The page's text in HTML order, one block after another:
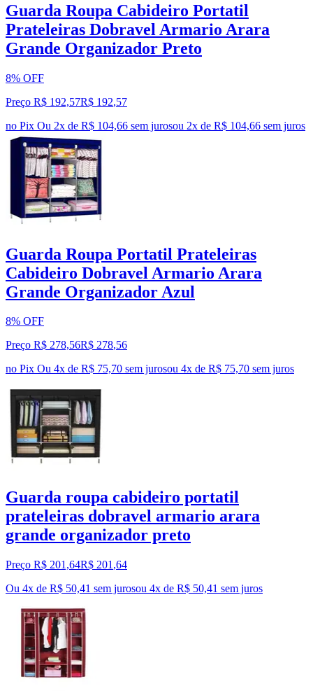
Guarda Roupa Cabideiro Portatil
Prateleiras Dobravel Armario Arara
Grande Organizador Preto
8% OFF
Preço R$ 192,57R$ 192,57
no Pix Ou 2x de R$ 104,66 sem jurosou 2x de R$ 104,66 sem juros
Guarda Roupa Portatil Prateleiras
Cabideiro Dobravel Armario Arara
Grande Organizador Azul
8% OFF
Preço R$ 278,56R$ 278,56
no Pix Ou 4x de R$ 75,70 sem jurosou 4x de R$ 75,70 sem juros
Guarda roupa cabideiro portatil
prateleiras dobravel armario arara
grande organizador preto
Preço R$ 201,64R$ 201 ,64
Ou 4x de R$ 50,41 sem jurosou 4x de R$ 50,41 sem juros